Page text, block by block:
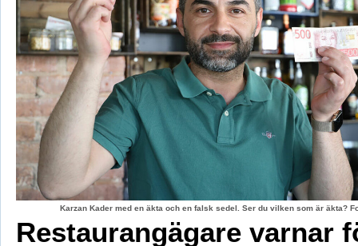
Karzan Kader med en äkta och en falsk sedel. Ser du vilken som är äkta?
Restaurangägare varnar